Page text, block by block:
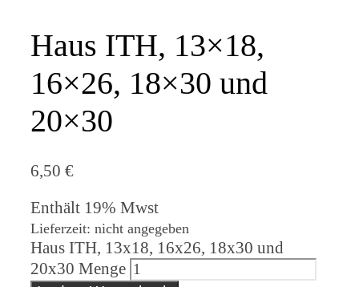
Haus ITH, 13×18,
16×26, 18×30 und
20×30
6,50 €
Enthält 19% Mwst
Lieferzeit: nicht angegeben
Haus ITH, 13x18, 16x26, 18x30 und
20x30 Menge